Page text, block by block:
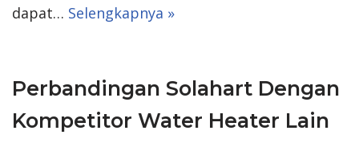
dapat… Selengkapnya »
Perbandingan Solahart Dengan
Kompetitor Water Heater Lain